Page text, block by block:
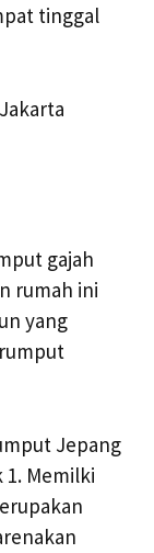
tinggal
gajah
rumah ini
yang
Jepang
1. Memilki